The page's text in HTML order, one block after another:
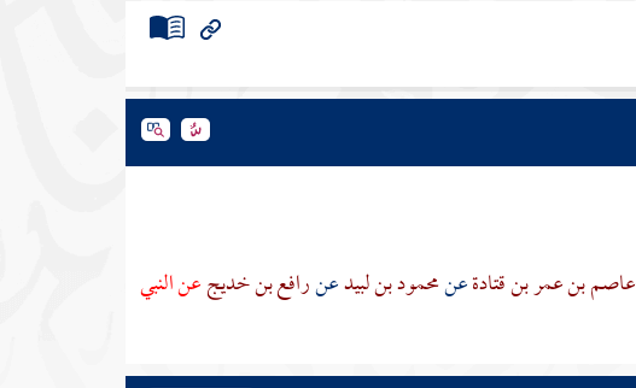
عاصم بن عمر بن قتادةعنمحمود بن لبيدعنرافع بن خديجعن النبي